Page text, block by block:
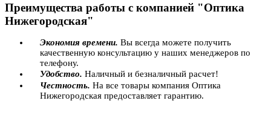
Преимущества работы с компанией "Оптика
Нижегородская"
Экономия времени. Вы всегда можете получить
качественную консультацию у наших менеджеров по
телефону.
Удобство. Наличный и безналичный расчет!
Честность. На все товары компания Оптика
Нижегородская предоставляет гарантию.